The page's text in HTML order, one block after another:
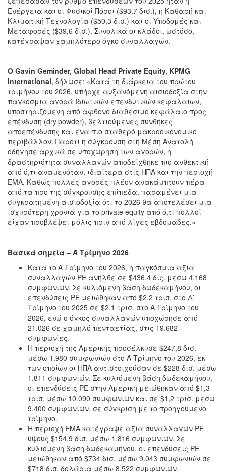
Ενέργεια και οι Φυσικοί Πόροι ($93,7 δισ.), η Καθαρή και
Κλιματική Τεχνολογία ($50,3 δισ.) και οι Υποδομές και
Μεταφορές ($39,6 δισ.). Συνολικά οι κλάδοι, ωστόσο,
κατέγραψαν χαμηλότερο όγκο συναλλαγών.
Ο Gavin Geminder, Global Head Private Equity, KPMG
International, δήλωσε: «Κατά τη διάρκεια του πρώτου
τριμήνου του 2026, υπήρχε αυξανόμενη αισιοδοξία στην
παγκόσμια αγορά Ιδιωτικών επενδυτικών κεφαλαίων,
υποστηριζόμενη από άφθονο διαθέσιμο κεφάλαιο προς
επένδυση (dry powder), βελτιούμενες συνθήκες
αποεπένδυσης και ένα πιο σταθερό μακροοικονομικό
περιβάλλον. Παρότι η σύγκρουση στη Μέση Ανατολή
οδήγησε αρχικά σε υποχώρηση των αγορών, η
δραστηριότητα συναλλαγών αποδείχθηκε πιο ανθεκτική
από ό,τι αναμενόταν, ιδιαίτερα στις ΗΠΑ και την περιοχή
ΕΜΑ. Καθώς πολλές αγορές πλέον ανακάμπτουν πέρα
από τα προ της σύγκρουσης επίπεδα, παραμένει μια
συγκρατημένη αισιοδοξία ότι το 2026 θα αποτελέσει μια
ισχυρότερη χρονιά για το private equity από ό,τι πολλοί
είχαν προβλέψει μόλις πριν από λίγες εβδομάδες.»
Βασικά σημεία – Ά Τρίμηνο 2026
Κατά το Ά Τρίμηνο του 2026, η παγκόσμια αξία
συναλλαγών PE ανήλθε σε $436,4 δις. μέσω 4.168
συμφωνιών. Σε κυλιόμενη βάση δωδεκαμήνου, οι
επενδύσεις PE μειώθηκαν από $2,2 τρισ. στο Δ’
Τρίμηνο του 2025 σε $2,1 τρισ. στο Ά Τρίμηνο του
2026, ενώ ο όγκος συναλλαγών υποχώρησε από
21.026 σε χαμηλό πενταετίας, στις 19.682
συμφωνίες.
Η περιοχή της Αμερικής προσέλκυσε $247,8 δισ.
μέσω 1.980 συμφωνιών στο Ά Τρίμηνο του 2026, εκ
των οποίων οι ΗΠΑ αντιστοιχούσαν σε $228 δισ. μέσω
1.811 συμφωνιών. Σε κυλιόμενη βάση δωδεκαμήνου,
οι επενδύσεις PE στην Αμερική μειώθηκαν από $1,3
τρισ. μέσω 10.090 συμφωνιών και σε $1,2 τρισ. μέσω
9.400 συμφωνιών, σε σύγκριση με το προηγούμενο
τρίμηνο.
Η περιοχή EMA κατέγραψε αξία συναλλαγών PE
ύψους $154,9 δισ. μέσω 1.816 συμφωνιών. Σε
κυλιόμενη βάση δωδεκαμήνου, οι επενδύσεις PE
μειώθηκαν από $734 δισ. μέσω 9.043 συμφωνιών σε
$718 δισ. δολάρια μέσω 8.522 συμφωνιών.